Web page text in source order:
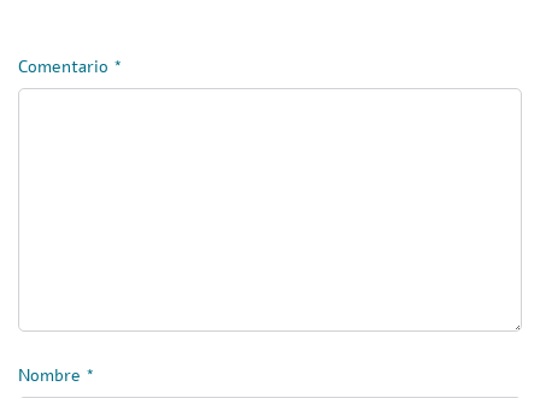
Comentario *
Nombre *